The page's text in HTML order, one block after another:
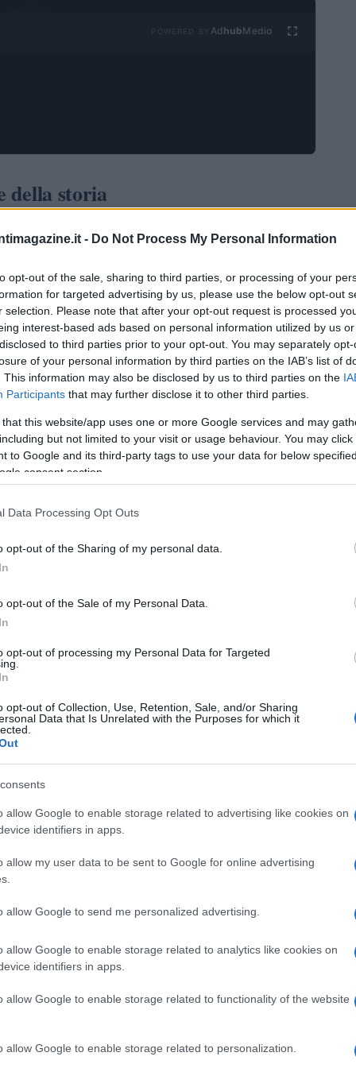
- Do Not Process My Personal Information
opt-out of the sale, sharing to third parties, or processing of your
for targeted advertising by us, please use the below opt-out
selection. Please note that after your opt-out request is processed
interest-based ads based on personal information utilized by us
to third parties prior to your opt-out. You may separately
of your personal information by third parties on the IAB’s list of
This information may also be disclosed by us to third parties on the
Participants that may further disclose it to other third parties.
that this website/app uses one or more Google services and may
but not limited to your visit or usage behaviour. You may
to Google and its third-party tags to use your data for below
consent section.
Data Processing Opt Outs
opt-out of the Sharing of my personal data.
opt-out of the Sale of my Personal Data.
opt-out of processing my Personal Data for Targeted
opt-out of Collection, Use, Retention, Sale, and/or Sharing
Data that Is Unrelated with the Purposes for which it
allow Google to enable storage related to advertising like cookies on
identifiers in apps.
allow my user data to be sent to Google for online advertising
allow Google to send me personalized advertising.
allow Google to enable storage related to analytics like cookies on
identifiers in apps.
allow Google to enable storage related to functionality of the website
allow Google to enable storage related to personalization.
Ad hubMedia
della storia
un attacco informatico senza precedenti. Gli
e guidata dal CEO Ben Zhou. Questo furto
registrato nella storia delle criptovalute,
di trading e sulla vulnerabilità del sistema
delle criptovalute
delle criptovalute ha mostrato una sorprendente
registrato una flessione del2,3%, scendendo a
il2,4%, attestandosi a 2.739 dollari. Questi
a un crollo totale del mercato, a differenza di
Gox, che aveva devastato l’intero settore per
CEO
all’accaduto, presentandosi in diretta sui social
la piattaforma è rimasta solvente e in grado di
garantiti 1:1. Inoltre, Bybit ha ricevuto un aiuto
che ha trasferito40.000 Ethereumper sostenere
tra le borse cripto è un segnale positivo in